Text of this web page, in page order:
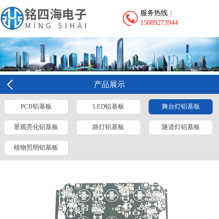
服务热线：
15089273944
产品展示
PCB铝基板 LED铝基板 舞台灯铝基板
景观亮化铝基板 路灯铝基板 隧道灯铝基板
植物照明铝基板